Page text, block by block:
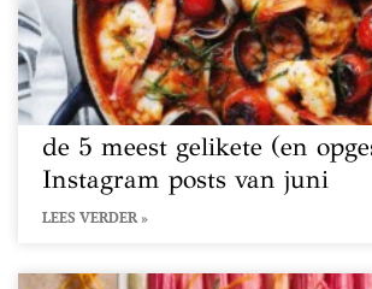
de 5 meest gelikete (en
Instagram posts van juni
LEES VERDER »